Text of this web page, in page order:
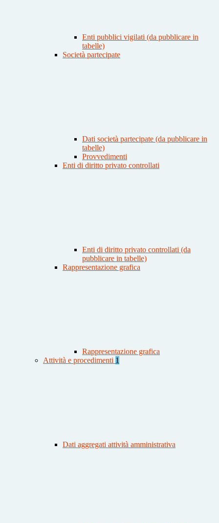
Enti pubblici vigilati (da pubblicare in
tabelle)
Società partecipate
Dati società partecipate (da pubblicare in
tabelle)
Provvedimenti
Enti di diritto privato controllati
Enti di diritto privato controllati (da
pubblicare in tabelle)
Rappresentazione grafica
Rappresentazione grafica
Attività e procedimenti 1
Dati aggregati attività amministrativa